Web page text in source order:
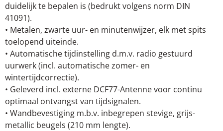
duidelijk te bepalen is (bedrukt volgens norm DIN
41091).
• Metalen, zwarte uur- en minutenwijzer, elk met spits
toelopend uiteinde.
• Automatische tijdinstelling d.m.v. radio gestuurd
uurwerk (incl. automatische zomer- en
wintertijdcorrectie).
• Geleverd incl. externe DCF77-Antenne voor continu
optimaal ontvangst van tijdsignalen.
• Wandbevestiging m.b.v. inbegrepen stevige, grijs-
metallic beugels (210 mm lengte).